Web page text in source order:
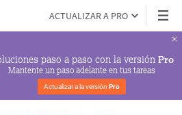
ACTUALIZAR A PRO
paso a paso con la versión Pro
Mantente un paso adelante en tus tareas
Actualizar a la versión Pro